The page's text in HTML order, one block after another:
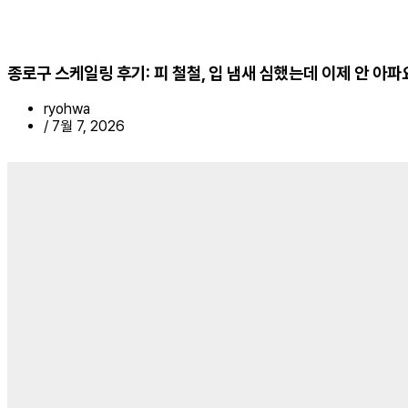
종로구 스케일링 후기: 피 철철, 입 냄새 심했는데 이제 안 아파
ryohwa
/ 7월 7, 2026